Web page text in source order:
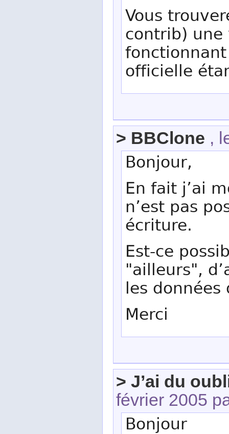
Vous
contrib)
officielle
> BBClone ,
Bonjour,
En fait j’ai
n’est pas
écriture.
Est-ce
"ailleurs",
les données
Merci
> J’ai du
février 2005
Bonjour